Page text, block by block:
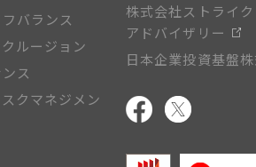
バランス
ルージョン
ス
クマネジメン
株式会社ストライ
アドバイザリー
日本企業投資基盤